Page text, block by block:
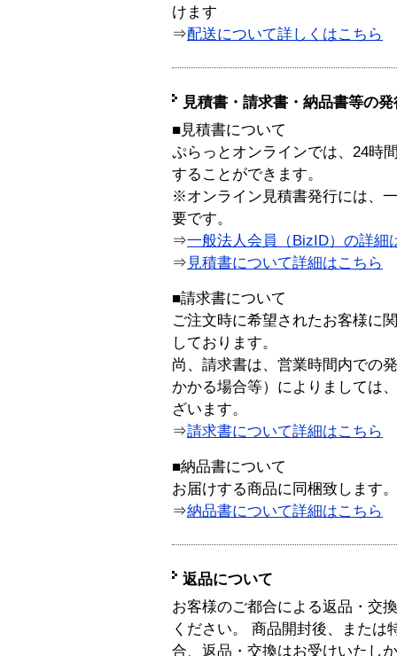
けます
⇒配送について詳しくはこちら
見積書・請求書・納品書等の
■見積書について
ぷらっとオンラインでは、24時
することができます。
※オンライン見積書発行には、
要です。
⇒一般法人会員（BizID）の詳細
⇒ 見積書について詳細はこちら
■請求書について
ご注文時に希望されたお客様に
しております。
尚、請求書は、営業時間内での
かかる場合等）によりましては
ざいます。
⇒請求書について詳細はこちら
■納品書について
お届けする商品に同梱致します。
⇒納品書について詳細はこちら
返品について
お客様のご都合による返品・交
ください。 商品開封後、または
合、返品・交換はお受けいたし